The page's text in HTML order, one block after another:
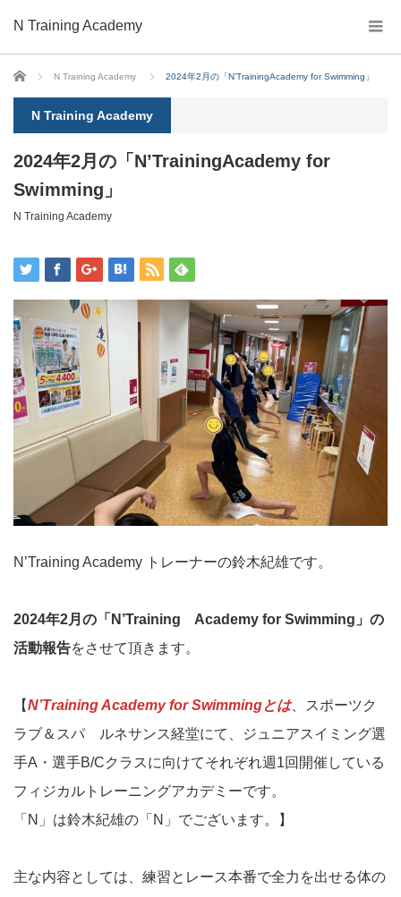
N Training Academy
ホーム N Training Academy 2024年2月の「N’TrainingAcademy for Swimming」
N Training Academy
2024年2月の「N’TrainingAcademy for
Swimming」
N Training Academy
N’Training Academy トレーナーの鈴木紀雄です。
2024年2月の「N’Training Academy for Swimming」の
活動報告をさせて頂きます。
【N’Training Academy for Swimmingとは、スポーツク
ラブ＆スパ ルネサンス経堂にて、ジュニアスイミング選
手A・選手B/Cクラスに向けてそれぞれ週1回開催している
フィジカルトレーニングアカデミーです。
「N」は鈴木紀雄の「N」でございます。】
主な内容としては、練習とレース本番で全力を出せる体の